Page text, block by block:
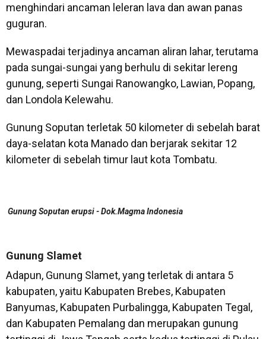
menghindari ancaman leleran lava dan awan panas
guguran.
Mewaspadai terjadinya ancaman aliran lahar, terutama
pada sungai-sungai yang berhulu di sekitar lereng
gunung, seperti Sungai Ranowangko, Lawian, Popang,
dan Londola Kelewahu.
Gunung Soputan terletak 50 kilometer di sebelah barat
daya-selatan kota Manado dan berjarak sekitar 12
kilometer di sebelah timur laut kota Tombatu.
Gunung Soputan erupsi - Dok.Magma Indonesia
Gunung Slamet
Adapun, Gunung Slamet, yang terletak di antara 5
kabupaten, yaitu Kabupaten Brebes, Kabupaten
Banyumas, Kabupaten Purbalingga, Kabupaten Tegal,
dan Kabupaten Pemalang dan merupakan gunung